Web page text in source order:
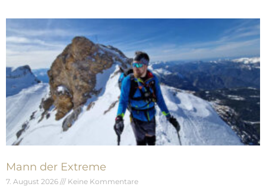
Mann der Extreme
7. August 2026 Keine Kommentare